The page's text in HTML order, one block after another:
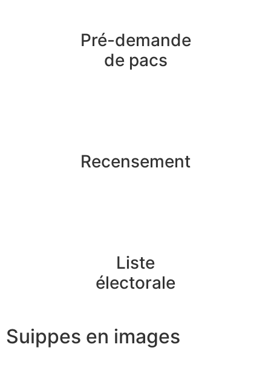
Pré-demande
de pacs
Recensement
Liste
électorale
Suippes en images